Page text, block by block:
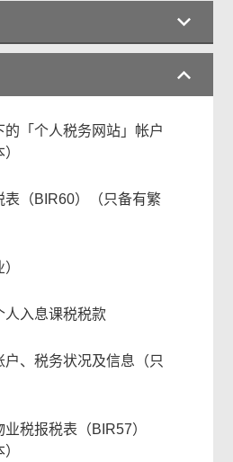
「个人税务网站」帐户
表（BIR60）（只备有繁
人入息课税税款
、税务状况及信息（只
税报税表（BIR57）